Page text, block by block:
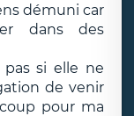
démuni car
dans des
si elle ne
de venir
pour ma